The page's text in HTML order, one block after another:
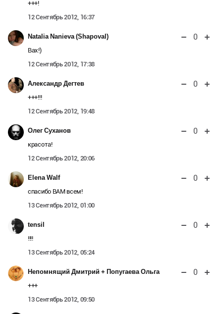
+++!
12 Сентябрь 2012, 16:37
Natalia Nanieva (Shapoval) 0
Вах!)
12 Сентябрь 2012, 17:38
Александр Дегтев 0
+++!!!
12 Сентябрь 2012, 19:48
Олег Суханов 0
красота!
12 Сентябрь 2012, 20:06
Elena Walf 0
спасибо ВАМ всем!
13 Сентябрь 2012, 01:00
tensil 0
!!!!
13 Сентябрь 2012, 05:24
Непомнящий Дмитрий + Попугаева Ольга 0
+++
13 Сентябрь 2012, 09:50